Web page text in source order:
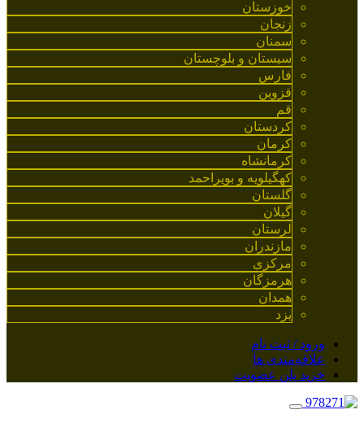
خوزستان
زنجان
سمنان
سیستان و بلوچستان
فارس
قزوین
قم
کردستان
کرمان
کرمانشاه
کهگیلویه و بویراحمد
گلستان
گیلان
لرستان
مازندران
مرکزی
هرمزگان
همدان
یزد
ورود / ثبت نام
علاقه‌مندی ها
خرید پلن عضویت